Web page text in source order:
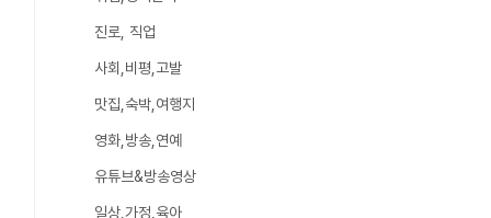
진로, 직업
사회,비평,고발
맛집,숙박,여행지
영화,방송,연예
유튜브&방송영상
일상,가정,육아